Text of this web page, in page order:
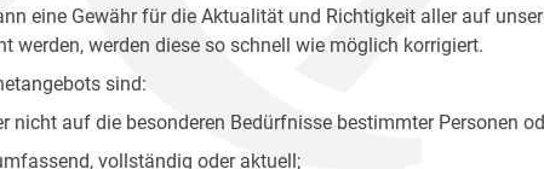
eine Gewähr für die Aktualität und Richtigkeit aller auf
werden, werden diese so schnell wie möglich korrigiert.
sind:
nicht auf die besonderen Bedürfnisse bestimmter Personen
vollständig oder aktuell;